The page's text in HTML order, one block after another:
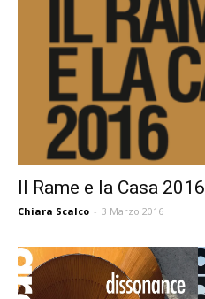
Il Rame e la Casa 2016
Chiara Scalco - 3 Marzo 2016